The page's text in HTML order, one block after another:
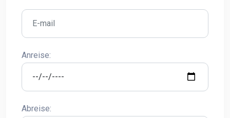
Anreise:
Abreise: